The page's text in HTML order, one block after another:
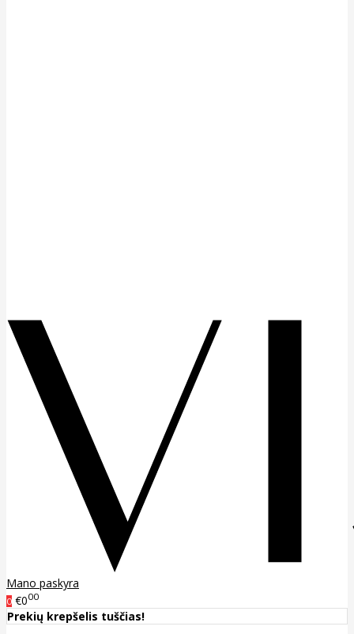
Mano paskyra
0 €000
Prekių krepšelis tuščias!